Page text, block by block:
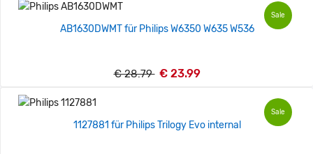
Sale
AB1630DWMT für Philips W6350 W635 W536
€ 28.79 € 23.99
Sale
1127881 für Philips Trilogy Evo internal